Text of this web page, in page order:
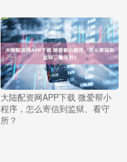
大陆配资网APP下载 微爱帮小
程序，怎么寄信到监狱、看守
所？